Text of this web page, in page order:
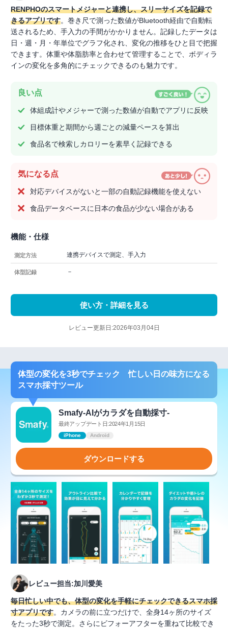
RENPHOのスマートメジャーと連携し、スリーサイズを記録で
きるアプリです。巻き尺で測った数値がBluetooth経由で自動転
送されるため、手入力の手間がかかりません。記録したデータは
日・週・月・年単位でグラフ化され、変化の推移をひと目で把握
できます。体重や体脂肪率と合わせて管理することで、ボディラ
インの変化を多角的にチェックできるのも魅力です。
良い点
体組成計やメジャーで測った数値が自動でアプリに反映
目標体重と期間から週ごとの減量ペースを算出
食品名で検索しカロリーを素早く記録できる
気になる点
対応デバイスがないと一部の自動記録機能を使えない
食品データベースに日本の食品が少ない場合がある
機能・仕様
測定方法 連携デバイスで測定、手入力
体型記録 －
使い方・詳細を見る
レビュー更新日:2026年03月04日
体型の変化を3秒でチェック 忙しい日の味方になる
スマホ採寸ツール
Smafy-AIがカラダを自動採寸-
最終アップデート日:2024年1月15日
iPhone Android
ダウンロードする
レビュー担当:加川愛美
毎日忙しい中でも、体型の変化を手軽にチェックできるスマホ採
寸アプリです。カメラの前に立つだけで、全身14ヶ所のサイズ
をたった3秒で測定。さらにビフォーアフターを重ねて比較でき